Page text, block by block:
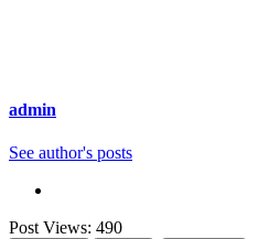
admin
See author's posts
Post Views: 490